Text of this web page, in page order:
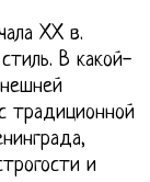
XX в.
В какой-
традиционной
и